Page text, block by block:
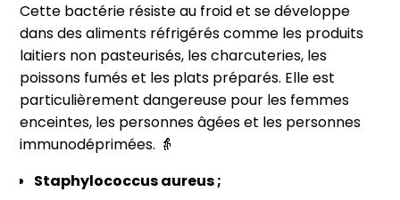
Cette bactérie résiste au froid et se développe
dans des aliments réfrigérés comme les produits
laitiers non pasteurisés, les charcuteries, les
poissons fumés et les plats préparés. Elle est
particulièrement dangereuse pour les femmes
enceintes, les personnes âgées et les personnes
immunodéprimées. 👵
Staphylococcus aureus ;